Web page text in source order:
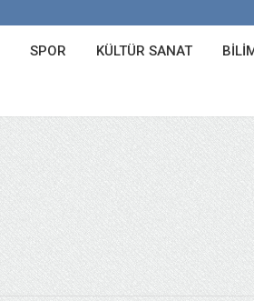
SPOR KÜLTÜR SANAT